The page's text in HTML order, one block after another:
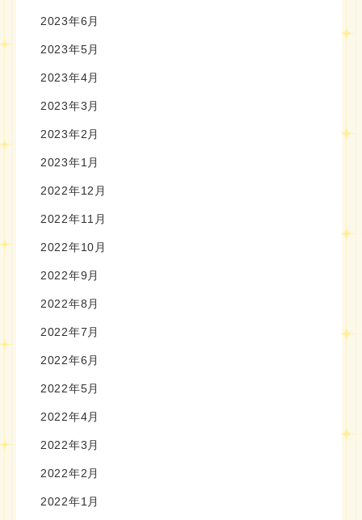
2023年6月
2023年5月
2023年4月
2023年3月
2023年2月
2023年1月
2022年12月
2022年11月
2022年10月
2022年9月
2022年8月
2022年7月
2022年6月
2022年5月
2022年4月
2022年3月
2022年2月
2022年1月